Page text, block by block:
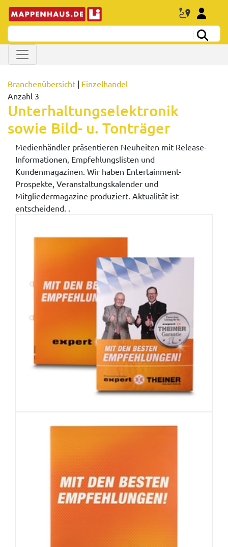
Branchenübersicht | Einzelhandel
Anzahl 3
Unterhaltungselektronik
sowie Bild- u. Tonträger
Medienhändler präsentieren Neuheiten mit Release-
Informationen, Empfehlungslisten und
Kundenmagazinen. Wir haben Entertainment-
Prospekte, Veranstaltungskalender und
Mitgliedermagazine produziert. Aktualität ist
entscheidend. .